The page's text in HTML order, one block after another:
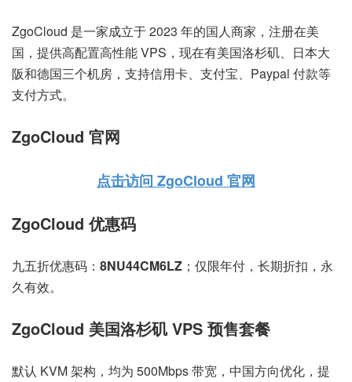
ZgoCloud 是一家成立于 2023 年的国人商家，注册在美
国，提供高配置高性能 VPS，现在有美国洛杉矶、日本大
阪和德国三个机房，支持信用卡、支付宝、Paypal 付款等
支付方式。
ZgoCloud 官网
点击访问 ZgoCloud 官网
ZgoCloud 优惠码
九五折优惠码： 8NU44CM6LZ ；仅限年付，长期折扣，永
久有效。
ZgoCloud 美国洛杉矶 VPS 预售套餐
默认 KVM 架构，均为 500Mbps 带宽，中国方向优化，提